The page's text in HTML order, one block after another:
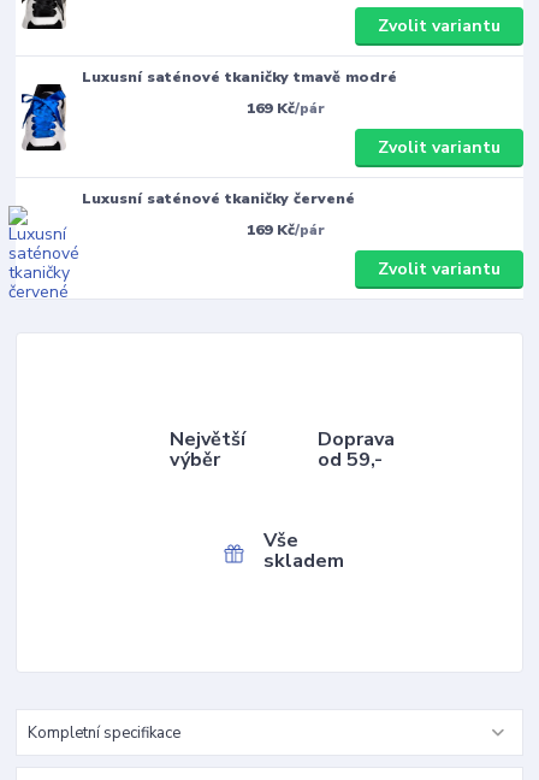
Zvolit variantu
Luxusní saténové tkaničky tmavě modré
169 Kč/pár
Zvolit variantu
Luxusní saténové tkaničky červené
169 Kč/pár
Zvolit variantu
Největší
výběr
Doprava
od 59,-
Vše
skladem
Kompletní specifikace